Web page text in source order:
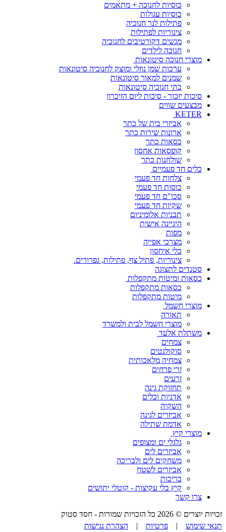
כוסיות לחנוכה + מתאמים
כוסיות עגולות
פתילות לנר חנוכיה
צינוריות לפתילות
מגשים דקורטיבים לחנוכיה
חנוכה לילדים
מוצרי חנוכה סיטונאות
ערכות שמן נוזלי ומוצק לחנוכיה סיטונאות
שמנים למאור סיטונאות
בתי חנוכיה סיטונאות
סיכות יזכור - סיכות ליום הזיכרון
מבצעים שווים
KETER
אביזרי בית של כתר
ארונות שירות כתר
כסאות כתר
קופסאות אחסון
שולחנות כתר
כלים חד פעמיים
צלחות חד פעמי
כוסות חד פעמי
סכו"ם חד פעמי
שקיות חד פעמי
תבניות אלומיניום
היגיינה אישית
מפות
מצרכי אפייה
כלי איחסון
צינוריות, פתיל צף, פתילות, גפרורים.
סטנדים לתצוגה
כסאות ומיטות מתקפלות
כסאות מתקפלות
מיטות מתקפלות
מוצרי חשמל
תאורה
מוצרי חשמל לבית ולמשרד
משתלת אלעד
צמחים
סוקולנטים
צמחיה מלאכותית
זרי פרחים
זרעים
תחזוקת גינה
אדניות וכלים
השקיה
אביזרים לגינה
אדמת שתילה
מוצרי קיץ
גלגלי ים ומצופים
אביזרים לים
משחקים לים ולבריכה
אביזרים לשטח
בריכות
קיץ בלי עקיצות - קוטלי יתושים
צרו קשר
זכויות יוצרים © 2026 כל הזכויות שמורות -
חסד סטוק
תנאי שימוש | פרטיות | הצהרת נגישות